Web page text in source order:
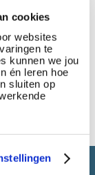
cookies
websites
te
kunnen we jou
én leren hoe
sluiten op